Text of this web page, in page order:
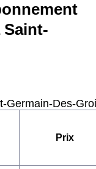
Saint-
Germain-Des-
Prix